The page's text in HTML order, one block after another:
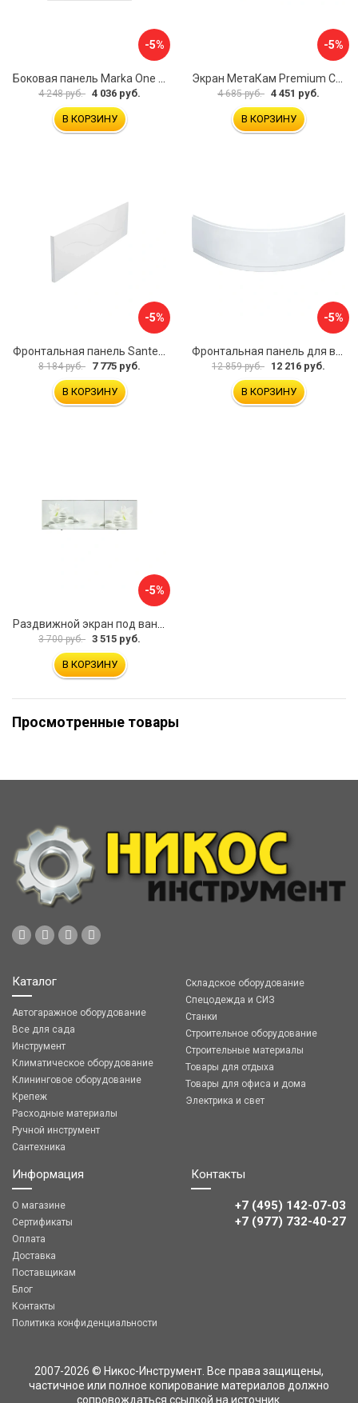
-5%
Боковая панель Marka One Flat 80 MG L 02бфл80мгл
4 248 руб. 4 036 руб.
В КОРЗИНУ
-5%
Экран МетаКам Premium Collection 4650208860133
4 685 руб. 4 451 руб.
В КОРЗИНУ
-5%
8 184 руб. 7 775 руб.
В КОРЗИНУ
-5%
12 859 руб. 12 216 руб.
В КОРЗИНУ
-5%
3 700 руб. 3 515 руб.
В КОРЗИНУ
Просмотренные товары
Каталог
Автогаражное оборудование
Все для сада
Инструмент
Климатическое оборудование
Клининговое оборудование
Крепеж
Расходные материалы
Ручной инструмент
Сантехника
Складское оборудование
Спецодежда и СИЗ
Станки
Строительное оборудование
Строительные материалы
Товары для отдыха
Товары для офиса и дома
Электрика и свет
Информация
О магазине
Сертификаты
Оплата
Доставка
Поставщикам
Блог
Контакты
Политика конфиденциальности
Контакты
+7 (495) 142-07-03
‎‎+7 (977) 732-40-27
2007-2026 © Никос-Инструмент. Все права защищены,
частичное или полное копирование материалов должно
сопровождаться ссылкой на источник.